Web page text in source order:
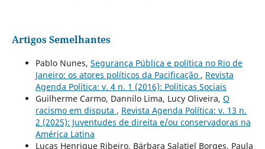
Artigos Semelhantes
Pablo Nunes, Segurança Pública e política no Rio de
Janeiro: os atores políticos da Pacificação , Revista
Agenda Política: v. 4 n. 1 (2016): Políticas Sociais
Guilherme Carmo, Dannilo Lima, Lucy Oliveira, O
racismo em disputa , Revista Agenda Política: v. 13 n.
2 (2025): Juventudes de direita e/ou conservadoras na
América Latina
Lucas Henrique Ribeiro, Bárbara Salatiel Borges, Paula